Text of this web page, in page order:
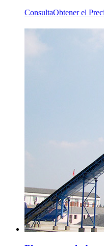
ConsultaObtener el